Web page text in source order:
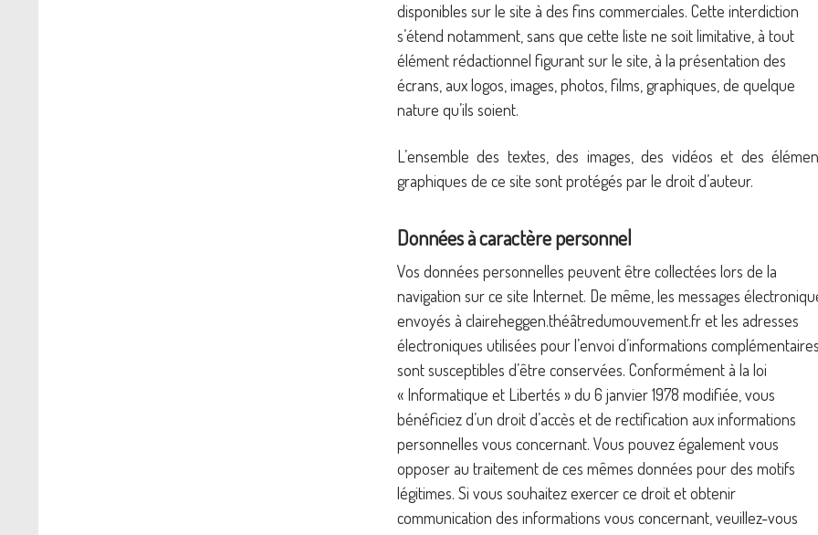
disponibles sur le site à des fins commerciales. Cette interdiction
s’étend notamment, sans que cette liste ne soit limitative, à tout
élément rédactionnel figurant sur le site, à la présentation des
écrans, aux logos, images, photos, films, graphiques, de quelque
nature qu’ils soient.
L’ensemble des textes, des images, des vidéos et des
graphiques de ce site sont protégés par le droit d’auteur.
Données à caractère personnel
Vos données personnelles peuvent être collectées lors de la
navigation sur ce site Internet. De même, les messages
envoyés à claireheggen.théâtredumouvement.fr et les adresses
électroniques utilisées pour l’envoi d’informations
sont susceptibles d’être conservées. Conformément à la loi
« Informatique et Libertés » du 6 janvier 1978 modifiée, vous
bénéficiez d’un droit d’accès et de rectification aux informations
personnelles vous concernant. Vous pouvez également vous
opposer au traitement de ces mêmes données pour des motifs
légitimes. Si vous souhaitez exercer ce droit et obtenir
communication des informations vous concernant, veuillez-vous